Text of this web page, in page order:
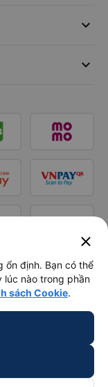
keyboard_arrow_down
keyboard_arrow_down
close
ổn định. Bạn có thể
lúc nào trong phần
sách Cookie.